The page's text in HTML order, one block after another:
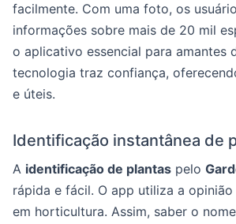
facilmente. Com uma foto, os
informações sobre mais de 20 mil
o aplicativo essencial para amantes
tecnologia traz confiança,
e úteis.
Identificação instantânea de
A identificação de plantas pelo
rápida e fácil. O app utiliza a
em horticultura. Assim, saber o